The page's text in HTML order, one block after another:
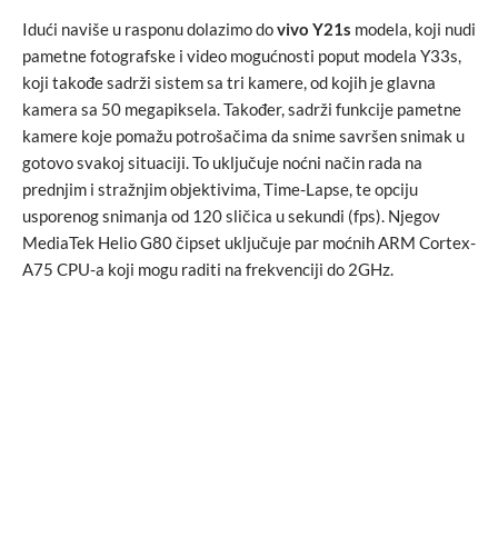
Idući naviše u rasponu dolazimo dovivo Y21s modela, koji nudi
pametne fotografske i video mogućnosti poput modela Y33s,
koji takođe sadrži sistem sa tri kamere, od kojih je glavna
kamera sa 50 megapiksela. Također, sadrži funkcije pametne
kamere koje pomažu potrošačima da snime savršen snimak u
gotovo svakoj situaciji. To uključuje noćni način rada na
prednjim i stražnjim objektivima, Time-Lapse, te opciju
usporenog snimanja od 120 sličica u sekundi (fps). Njegov
MediaTek Helio G80 čipset uključuje par moćnih ARM Cortex-
A75 CPU-a koji mogu raditi na frekvenciji do 2GHz.